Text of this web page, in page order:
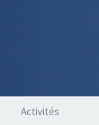
Activités